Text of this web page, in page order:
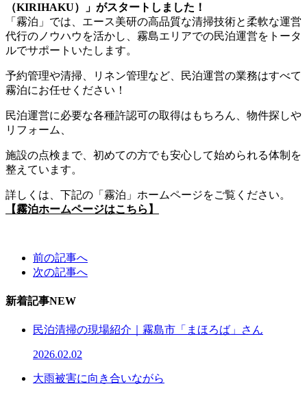
（KIRIHAKU）」がスタートしました！
「霧泊」では、エース美研の高品質な清掃技術と柔軟な運営
代行のノウハウを活かし、霧島エリアでの民泊運営をトータ
ルでサポートいたします。
予約管理や清掃、リネン管理など、民泊運営の業務はすべて
霧泊にお任せください！
民泊運営に必要な各種許認可の取得はもちろん、物件探しや
リフォーム、
施設の点検まで、初めての方でも安心して始められる体制を
整えています。
詳しくは、下記の「霧泊」ホームページをご覧ください。
【霧泊ホームページはこちら】
前の記事へ
次の記事へ
新着記事NEW
民泊清掃の現場紹介｜霧島市「まほろば」さん
2026.02.02
大雨被害に向き合いながら